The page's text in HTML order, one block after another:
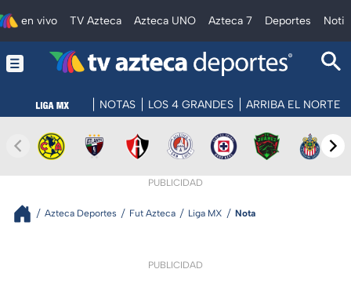
en vivo TV Azteca Azteca UNO Azteca 7 Deportes
NOTAS LOS 4 GRANDES ARRIBA EL NORTE
PUBLICIDAD
Azteca Deportes Fut Azteca Liga MX Nota
PUBLICIDAD